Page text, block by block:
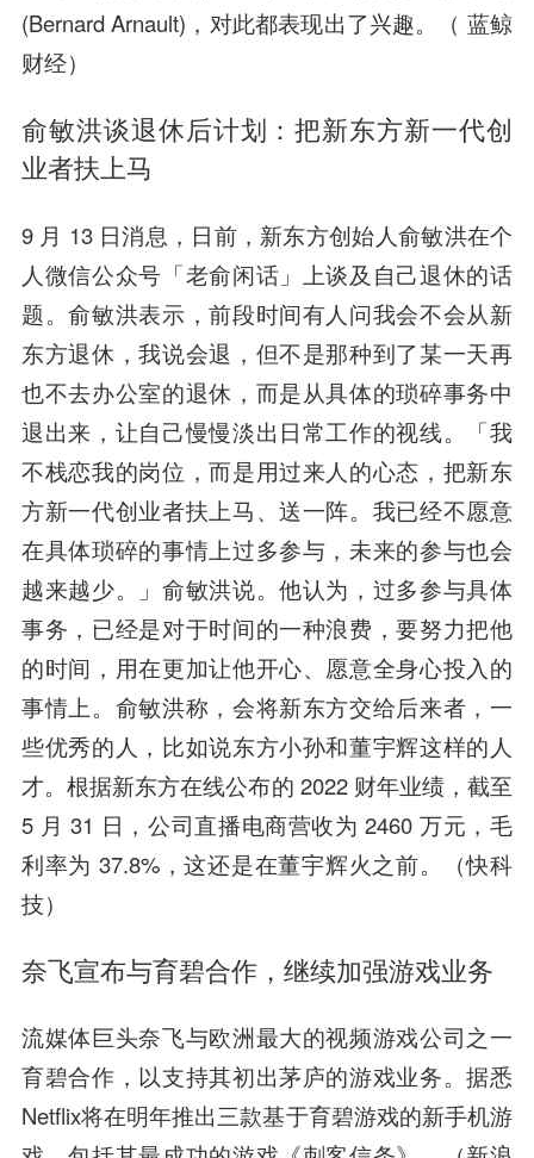
(Bernard Arnault)，对此都表现出了兴趣。（ 蓝鲸
财经）
俞敏洪谈退休后计划：把新东方新一代创
业者扶上马
9 月 13 日消息，日前，新东方创始人俞敏洪在个
人微信公众号「老俞闲话」上谈及自己退休的话
题。俞敏洪表示，前段时间有人问我会不会从新
东方退休，我说会退，但不是那种到了某一天再
也不去办公室的退休，而是从具体的琐碎事务中
退出来，让自己慢慢淡出日常工作的视线。「我
不栈恋我的岗位，而是用过来人的心态，把新东
方新一代创业者扶上马、送一阵。我已经不愿意
在具体琐碎的事情上过多参与，未来的参与也会
越来越少。」俞敏洪说。他认为，过多参与具体
事务，已经是对于时间的一种浪费，要努力把他
的时间，用在更加让他开心、愿意全身心投入的
事情上。俞敏洪称，会将新东方交给后来者，一
些优秀的人，比如说东方小孙和董宇辉这样的人
才。根据新东方在线公布的 2022 财年业绩，截至
5 月 31 日，公司直播电商营收为 2460 万元，毛
利率为 37.8%，这还是在董宇辉火之前。（快科
技）
奈飞宣布与育碧合作，继续加强游戏业务
流媒体巨头奈飞与欧洲最大的视频游戏公司之一
育碧合作，以支持其初出茅庐的游戏业务。据悉
Netflix将在明年推出三款基于育碧游戏的新手机游